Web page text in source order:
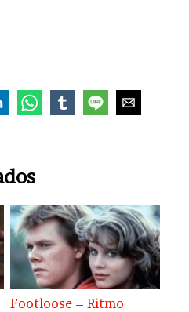
Footloose – Ritmo